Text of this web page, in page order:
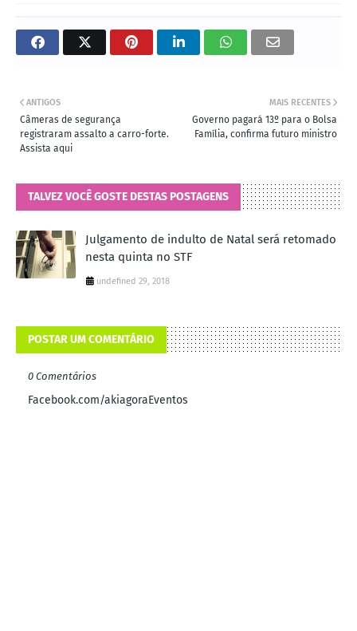
MAIS RECENTES
Governo pagará 13º para o Bolsa
Família, confirma futuro ministro
ANTIGOS
Câmeras de segurança
registraram assalto a carro-forte.
Assista aqui
TALVEZ VOCÊ GOSTE DESTAS POSTAGENS
Julgamento de indulto de Natal será retomado
nesta quinta no STF
undefined 29, 2018
POSTAR UM COMENTÁRIO
0 Comentários
Facebook.com/akiagoraEventos